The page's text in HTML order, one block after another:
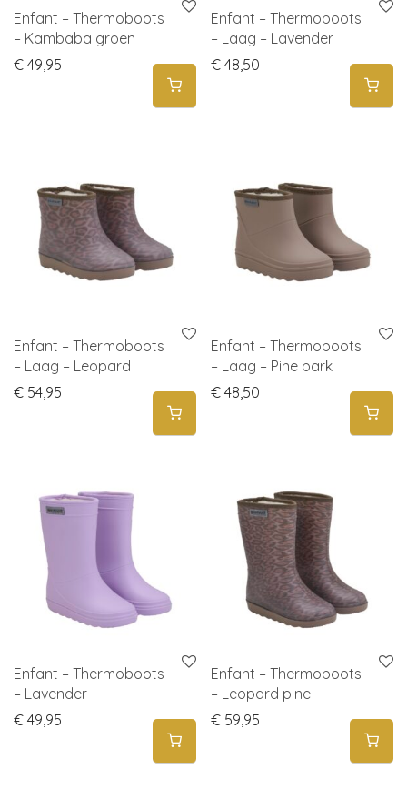
Enfant – Thermoboots
– Kambaba groen
€ 49,95
Enfant – Thermoboots
– Laag – Lavender
€ 48,50
Enfant – Thermoboots
– Laag – Leopard
€ 54,95
Enfant – Thermoboots
– Laag – Pine bark
€ 48,50
Enfant – Thermoboots
– Lavender
€ 49,95
Enfant – Thermoboots
– Leopard pine
€ 59,95